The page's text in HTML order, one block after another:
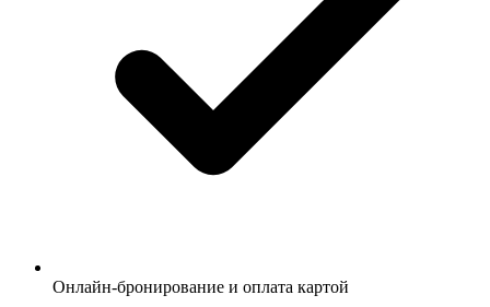
Онлайн-бронирование и оплата картой